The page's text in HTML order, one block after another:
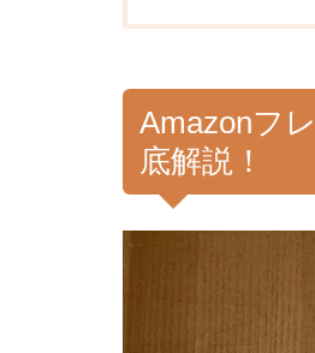
Amazonフ
底解説！